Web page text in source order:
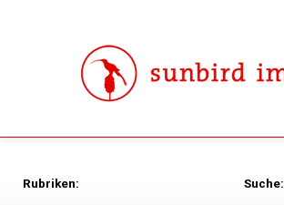
Rubriken: Suche: